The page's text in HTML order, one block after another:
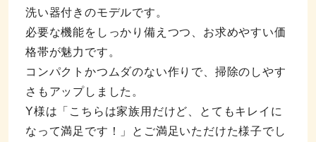
洗い器付きのモデルです。
必要な機能をしっかり備えつつ、お求めやすい価
格帯が魅力です。
コンパクトかつムダのない作りで、掃除のしやす
さもアップしました。
Y様は「こちらは家族用だけど、とてもキレイに
なって満足です！」とご満足いただけた様子でし